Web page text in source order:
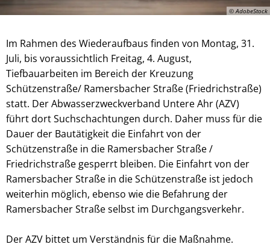
© AdobeStock
Im Rahmen des Wiederaufbaus finden von Montag, 31.
Juli, bis voraussichtlich Freitag, 4. August,
Tiefbauarbeiten im Bereich der Kreuzung
Schützenstraße/ Ramersbacher Straße (Friedrichstraße)
statt. Der Abwasserzweckverband Untere Ahr (AZV)
führt dort Suchschachtungen durch. Daher muss für die
Dauer der Bautätigkeit die Einfahrt von der
Schützenstraße in die Ramersbacher Straße /
Friedrichstraße gesperrt bleiben. Die Einfahrt von der
Ramersbacher Straße in die Schützenstraße ist jedoch
weiterhin möglich, ebenso wie die Befahrung der
Ramersbacher Straße selbst im Durchgangsverkehr.
Der AZV bittet um Verständnis für die Maßnahme.